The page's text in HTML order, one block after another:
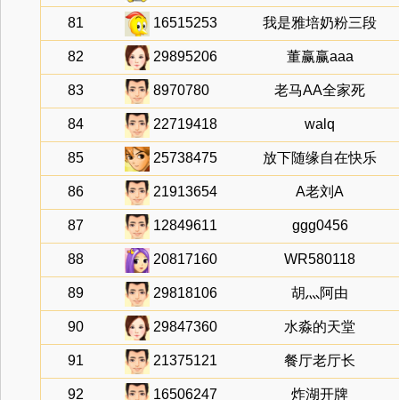
81 16515253 我是雅培奶粉三段
82 29895206 董赢赢aaa
83 8970780 老马AA全家死
84 22719418 walq
85 25738475 放下随缘自在快乐
86 21913654 A老刘A
87 12849611 ggg0456
88 20817160 WR580118
89 29818106 胡灬阿由
90 29847360 水淼的天堂
91 21375121 餐厅老厅长
92 16506247 炸湖开牌